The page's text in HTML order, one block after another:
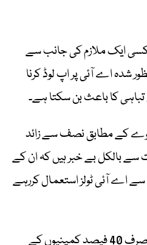
کسی ایک ملازم کی جانب سے
شدہ اے آئی پر اپ لوڈ کرنا
کا باعث بن سکتا ہے۔
کے مطابق نصف سے زائد
سے بالکل بے خبر ہیں کہ ان کے
اے آئی ٹولز استعمال کررہے
سروے میں بتایا گیا ہے کہ صرف 40 فیصد کمپنیوں کے